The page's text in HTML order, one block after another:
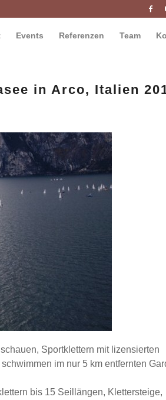
Events Referenzen Team
in Arco, Italien
Sportklettern mit lizensierten
im nur 5 km entfernten
bis 15 Seillängen, Klettersteige,